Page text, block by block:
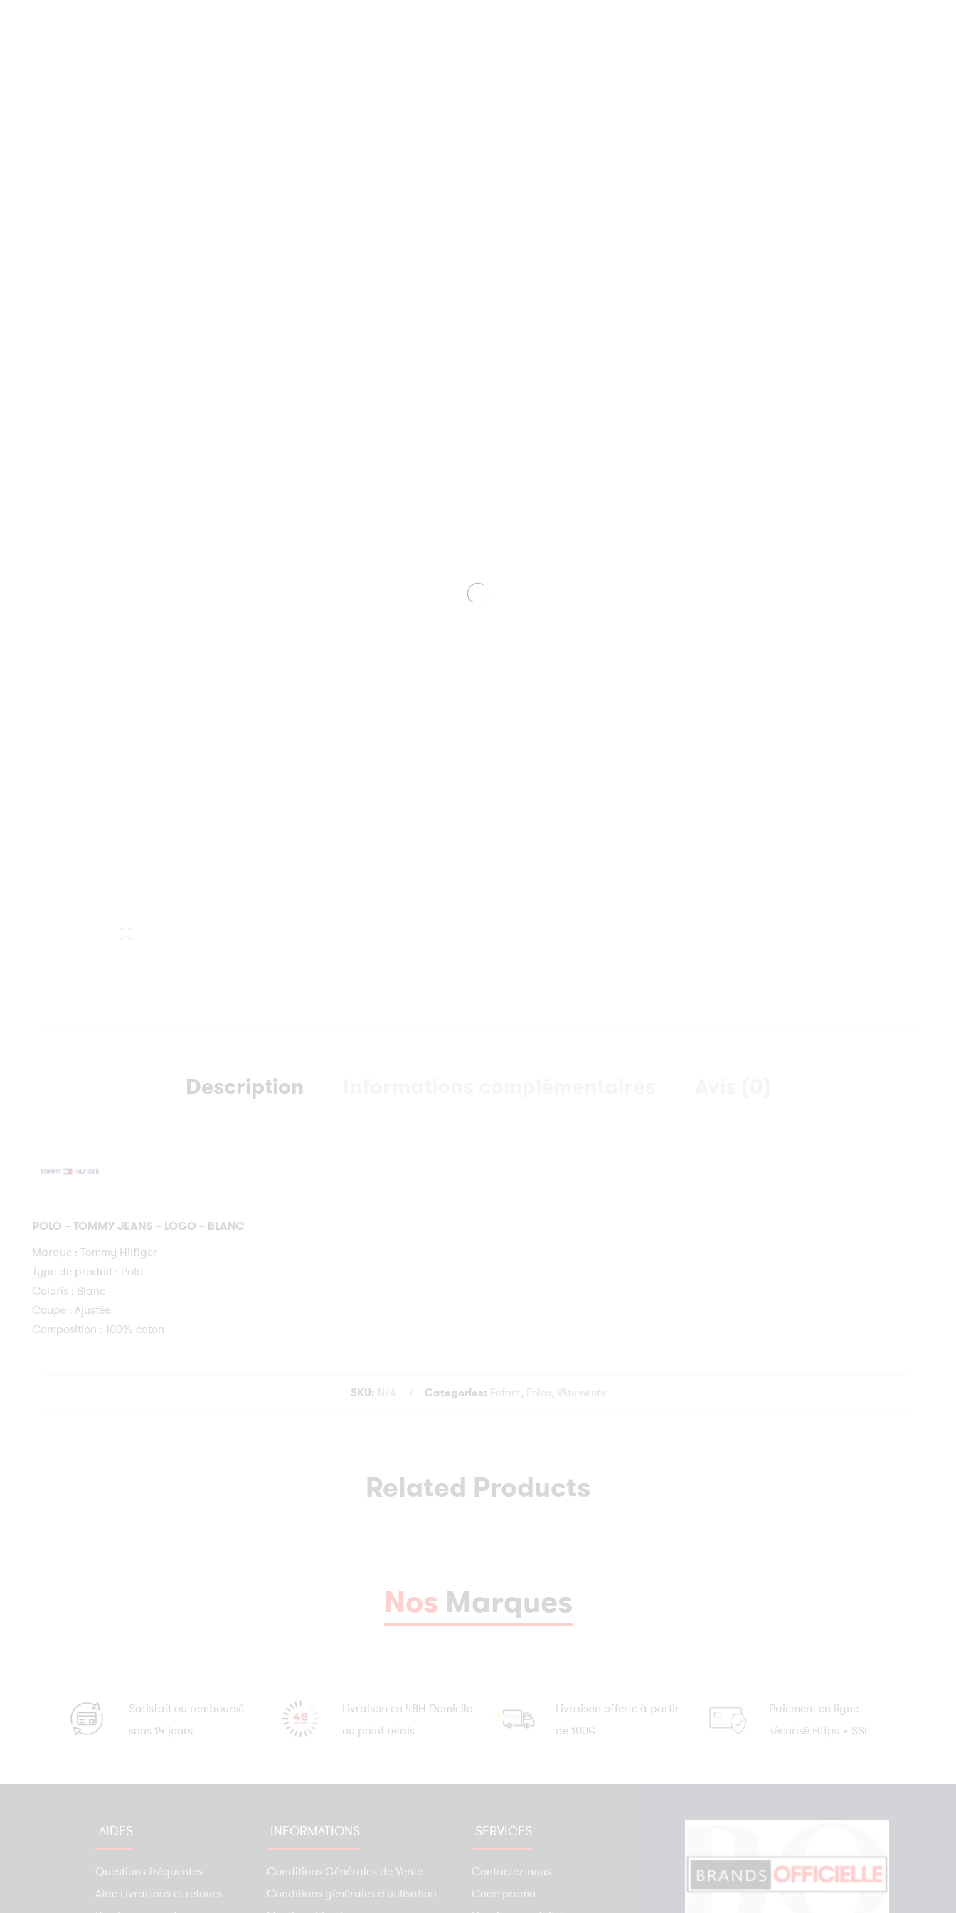
Description
POLO – TOMMY JEANS – LOGO – BLANC
Marque : Tommy Hilfiger
Type de produit : Polo
Coloris : Blanc
Coupe : Ajustée
Composition : 100% coton
SKU: N/A Categories: Enfant, Polos, Vêtements
Related Products
Nos Marques
Satisfait ou remboursé
sous 14 jours
Livraison en 48H Domicile
ou point relais
Livraison offerte à partir
de 100€
Paiement en ligne
sécurisé Https + SSL
AIDES
Questions fréquentes
Aide Livraisons et retours
INFORMATIONS
Conditions Générales de Vente
Conditions générales d'utilisation
SERVICES
Contactez-nous
Code promo